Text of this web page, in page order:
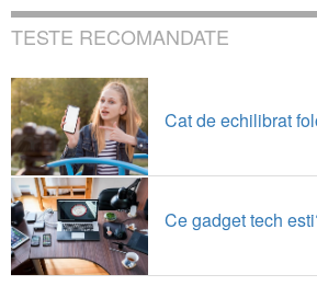
TESTE RECOMANDATE
Cat de echilibrat
Ce gadget tech